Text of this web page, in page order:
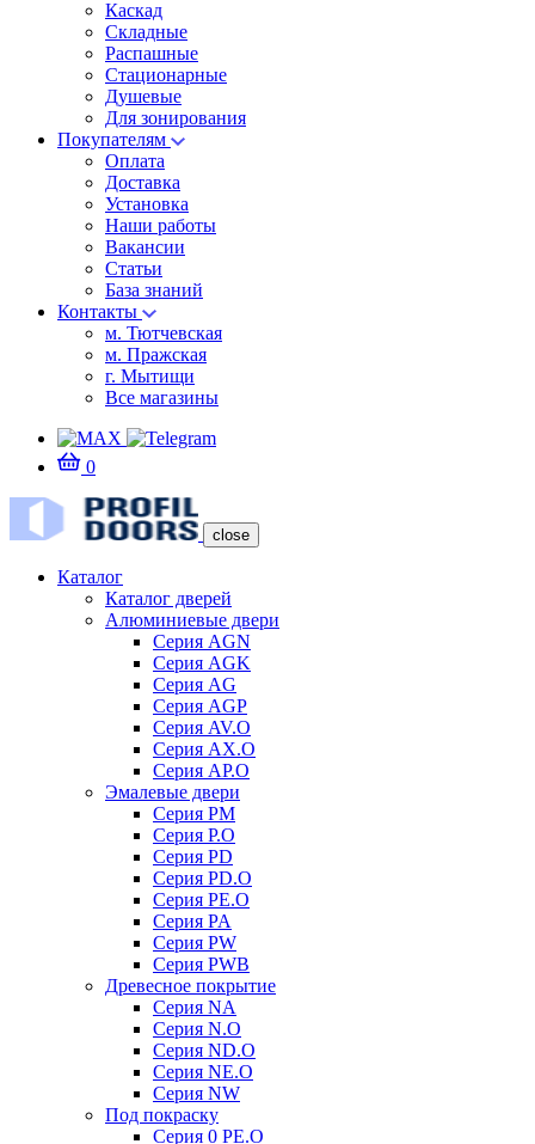
Каскад
Складные
Распашные
Стационарные
Душевые
Для зонирования
Покупателям
Оплата
Доставка
Установка
Наши работы
Вакансии
Статьи
База знаний
Контакты
м. Тютчевская
м. Пражская
г. Мытищи
Все магазины
0
close
Каталог
Каталог дверей
Алюминиевые двери
Серия AGN
Серия AGK
Серия AG
Серия AGP
Серия AV.O
Серия AX.O
Серия AP.O
Эмалевые двери
Серия PM
Серия P.O
Серия PD
Серия PD.O
Серия PE.O
Серия PA
Серия PW
Серия PWB
Древесное покрытие
Серия NA
Серия N.O
Серия ND.O
Серия NE.O
Серия NW
Под покраску
Серия 0 PE.O